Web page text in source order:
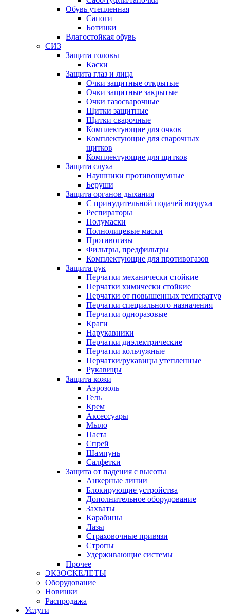
Обувь утепленная
Сапоги
Ботинки
Влагостойкая обувь
СИЗ
Защита головы
Каски
Защита глаз и лица
Очки защитные открытые
Очки защитные закрытые
Очки газосварочные
Щитки защитные
Щитки сварочные
Комплектующие для очков
Комплектующие для сварочных
щитков
Комплектующие для щитков
Защита слуха
Наушники противошумные
Беруши
Защита органов дыхания
С принудительной подачей воздуха
Респираторы
Полумаски
Полнолицевые маски
Противогазы
Фильтры, предфильтры
Комплектующие для противогазов
Защита рук
Перчатки механически стойкие
Перчатки химически стойкие
Перчатки от повышенных температур
Перчатки специального назначения
Перчатки одноразовые
Краги
Нарукавники
Перчатки диэлектрические
Перчатки кольчужные
Перчатки/рукавицы утепленные
Рукавицы
Защита кожи
Аэрозоль
Гель
Крем
Аксессуары
Мыло
Паста
Спрей
Шампунь
Салфетки
Защита от падения с высоты
Анкерные линии
Блокирующие устройства
Дополнительное оборудование
Захваты
Карабины
Лазы
Страховочные привязи
Стропы
Удерживающие системы
Прочее
ЭКЗОСКЕЛЕТЫ
Оборудование
Новинки
Распродажа
Услуги